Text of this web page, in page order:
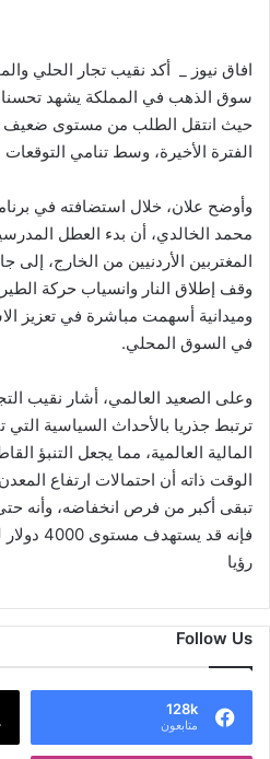
افاق نيوز _ أكد نقيب تجار الحلي
سوق الذهب في المملكة يشهد تحسنا
حيث انتقل الطلب من مستوى ضعيف
الفترة الأخيرة، وسط تنامي
وأوضح علان، خلال استضافته في
محمد الخالدي، أن بدء العطل
المغتربين الأردنيين من الخارج، إلى
وقف إطلاق النار وانسياب حركة
وميدانية أسهمت مباشرة في تعزيز
في السوق المحلي.
وعلى الصعيد العالمي، أشار نقيب
ترتبط جذريا بالأحداث السياسية التي
المالية العالمية، مما يجعل التنبؤ
الوقت ذاته أن احتمالات ارتفاع
تبقى أكبر من فرص انخفاضه، وأنه
فإنه قد يستهدف مستوى 4000 دولار للأونصة.
رؤيا
Follow Us
128k
متابعون